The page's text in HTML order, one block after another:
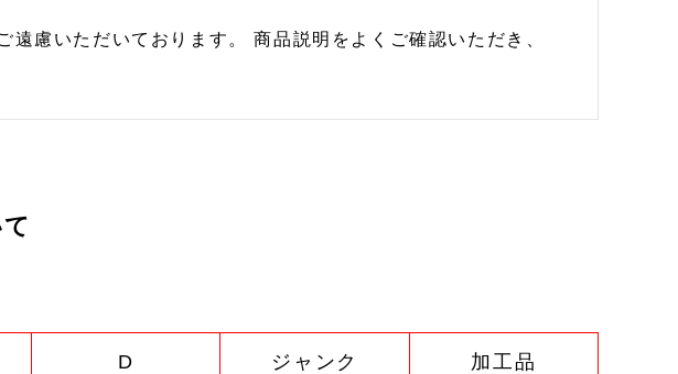
慮いただいております。 商品説明をよくご確認いただき、
D ジャンク 加工品